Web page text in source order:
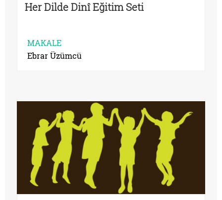
Her Dilde Dinî Eğitim Seti
MAKALE
Ebrar Üzümcü